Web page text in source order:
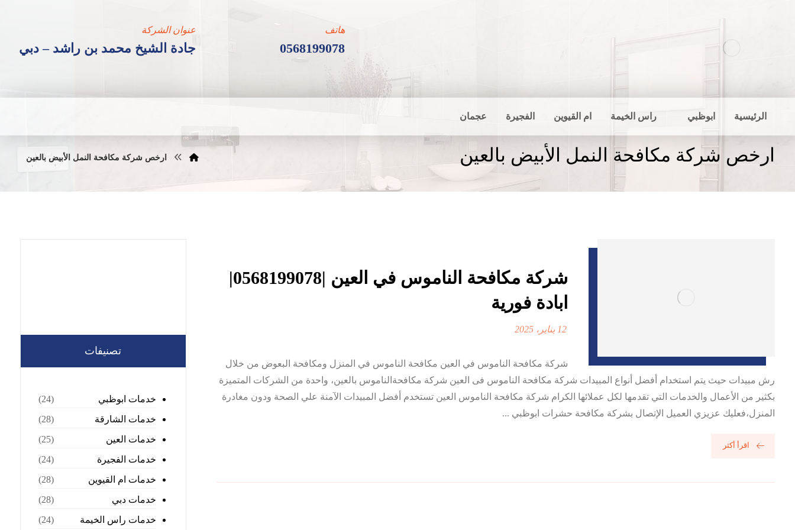
عنوان الشركة
جادة الشيخ محمد بن راشد – دبي
هاتف
0568199078
الرئيسية ابوظبي راس الخيمة ام القيوين الفجيرة عجمان
ارخص شركة مكافحة النمل الأبيض بالعين ارخص شركة مكافحة النمل الأبيض بالعين
شركة مكافحة الناموس في العين |0568199078|
ابادة فورية
12 يناير، 2025
شركة مكافحة الناموس في العين مكافحة الناموس في المنزل ومكافحة البعوض من خلال
رش مبيدات حيث يتم استخدام أفضل أنواع المبيدات شركة مكافحة الناموس فى العين شركة مكافحةالناموس بالعين، واحدة من الشركات المتميزة
بكثير من الأعمال والخدمات التي تقدمها لكل عملائها الكرام شركة مكافحة الناموس العين تستخدم أفضل المبيدات الآمنة علي الصحة ودون مغادرة
المنزل،فعليك عزيزي العميل الإتصال بشركة مكافحة حشرات ابوظبي ...
اقرأ أكثر
تصنيفات
خدمات ابوظبي
(24)
خدمات الشارقة
(28)
خدمات العين
(25)
خدمات الفجيرة
(24)
خدمات ام القيوين
(28)
خدمات دبي
(28)
خدمات راس الخيمة
(24)